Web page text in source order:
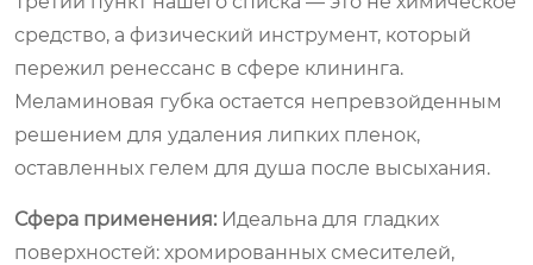
средство, а физический инструмент, который
пережил ренессанс в сфере клининга.
Меламиновая губка остается непревзойденным
решением для удаления липких пленок,
оставленных гелем для душа после высыхания.
Сфера применения: Идеальна для гладких
поверхностей: хромированных смесителей,